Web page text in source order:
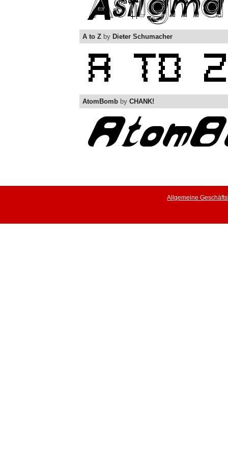
A to Z by Dieter Schumacher
AtomBomb by CHANK!
Allgemeine